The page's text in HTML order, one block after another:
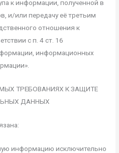
к информации, полученной в
и/или передачу её третьим
отношения к
с п. 4 ст. 16
информационных
ТРЕБОВАНИЯХ К ЗАЩИТЕ
ДАННЫХ
информацию исключительно